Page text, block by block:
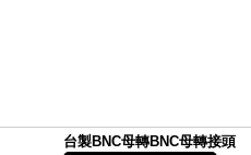
台製BNC母轉BNC母轉接頭